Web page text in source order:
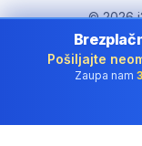
©2026
Spremeni
Pošiljajte
Zaupa nam